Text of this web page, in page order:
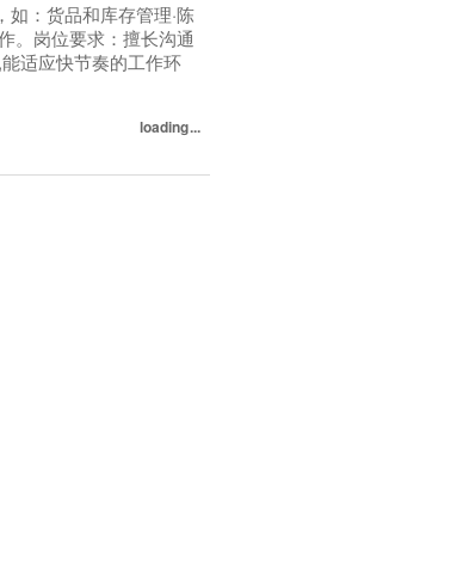
：货品和库存管理·陈
。岗位要求：擅长沟通
适应快节奏的工作环
loading...